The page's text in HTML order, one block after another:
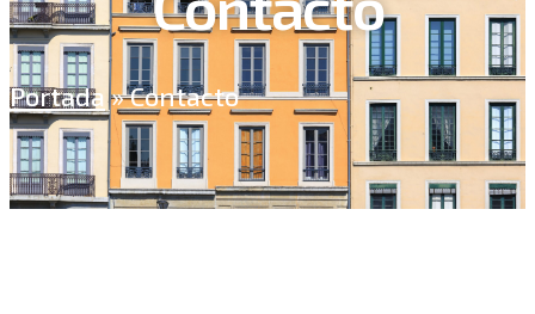
Portada»Contacto